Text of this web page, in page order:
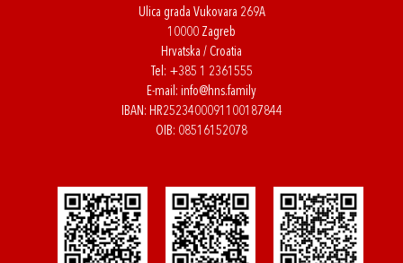
Ulica grada Vukovara 269A
10000 Zagreb
Hrvatska / Croatia
Tel: +385 1 2361555
E-mail: info@hns.family
IBAN: HR2523400091100187844
OIB: 08516152078